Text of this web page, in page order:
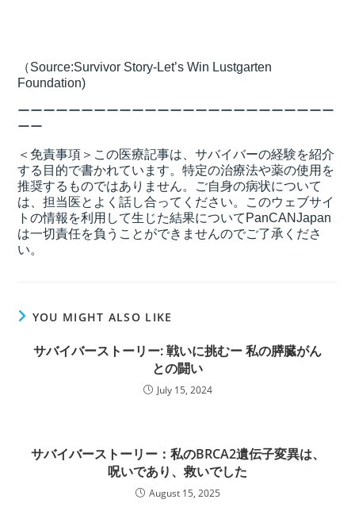
（Source:Survivor Story-Let’s Win Lustgarten
Foundation)
ーーーーーーーーーーーーーーーーーーーーーーーーー
ーー
＜免責事項＞この医療記事は、サバイバーの経験を紹介
する目的で書かれています。特定の治療法や薬の使用を
推奨するものではありません。ご自身の病状について
は、担当医とよく話し合ってください。このウェブサイ
トの情報を利用して生じた結果についてPanCANJapan
は一切責任を負うことができませんのでご了承くださ
い。
YOU MIGHT ALSO LIKE
サバイバーストーリー: 戦いに挑むー 私の膵臓がん
との闘い
July 15, 2024
サバイバーストーリー：私のBRCA2遺伝子変異は、
呪いであり、救いでした
August 15, 2025